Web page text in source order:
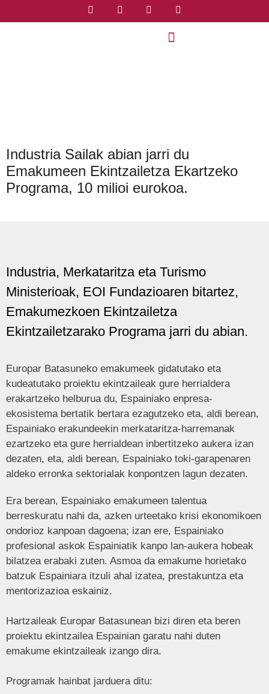
Industria Sailak abian jarri du
Emakumeen Ekintzailetza Ekartzeko
Programa, 10 milioi eurokoa.
Industria, Merkataritza eta Turismo
Ministerioak, EOI Fundazioaren bitartez,
Emakumezkoen Ekintzailetza
Ekintzailetzarako Programa jarri du abian.
Europar Batasuneko emakumeek gidatutako eta
kudeatutako proiektu ekintzaileak gure herrialdera
erakartzeko helburua du, Espainiako enpresa-
ekosistema bertatik bertara ezagutzeko eta, aldi berean,
Espainiako erakundeekin merkataritza-harremanak
ezartzeko eta gure herrialdean inbertitzeko aukera izan
dezaten, eta, aldi berean, Espainiako toki-garapenaren
aldeko erronka sektorialak konpontzen lagun dezaten.
Era berean, Espainiako emakumeen talentua
berreskuratu nahi da, azken urteetako krisi ekonomikoen
ondorioz kanpoan dagoena; izan ere, Espainiako
profesional askok Espainiatik kanpo lan-aukera hobeak
bilatzea erabaki zuten. Asmoa da emakume horietako
batzuk Espainiara itzuli ahal izatea, prestakuntza eta
mentorizazioa eskainiz.
Hartzaileak Europar Batasunean bizi diren eta beren
proiektu ekintzailea Espainian garatu nahi duten
emakume ekintzaileak izango dira.
Programak hainbat jarduera ditu: